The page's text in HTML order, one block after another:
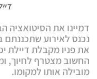
דמיינו את הסיטואציה
נכנס לאירוע שתכננתם
את פניו מקבלת דיילת
החשוב מצטרף לחיוך,
מובילה אותו למקומו.